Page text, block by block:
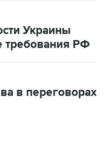
Украины
требования РФ
в переговорах